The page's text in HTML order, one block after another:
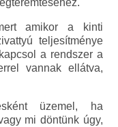
amikor a kinti
teljesítménye
a rendszer a
vannak ellátva,
üzemel, ha
mi döntünk úgy,